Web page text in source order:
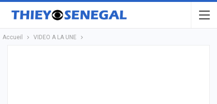
Accueil VIDEO A LA UNE